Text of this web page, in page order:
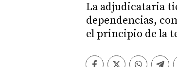
La adjudicataria
dependencias,
el principio de la